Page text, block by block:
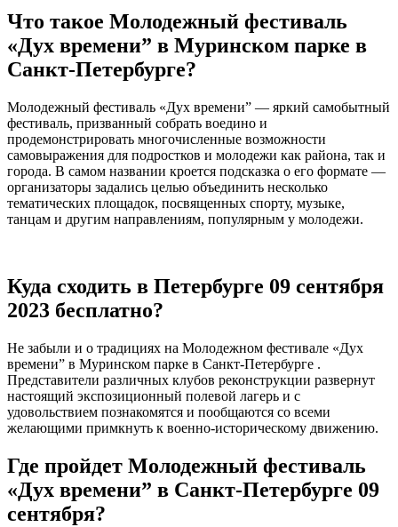
Что такое Молодежный фестиваль
«Дух времени” в Муринском парке в
Санкт-Петербурге?
Молодежный фестиваль «Дух времени” — яркий самобытный
фестиваль, призванный собрать воедино и
продемонстрировать многочисленные возможности
самовыражения для подростков и молодежи как района, так и
города. В самом названии кроется подсказка о его формате —
организаторы задались целью объединить несколько
тематических площадок, посвященных спорту, музыке,
танцам и другим направлениям, популярным у молодежи.
Куда сходить в Петербурге 09 сентября
2023 бесплатно?
Не забыли и о традициях на Молодежном фестивале «Дух
времени” в Муринском парке в Санкт-Петербурге .
Представители различных клубов реконструкции развернут
настоящий экспозиционный полевой лагерь и с
удовольствием познакомятся и пообщаются со всеми
желающими примкнуть к военно-историческому движению.
Где пройдет Молодежный фестиваль
«Дух времени” в Санкт-Петербурге 09
сентября?